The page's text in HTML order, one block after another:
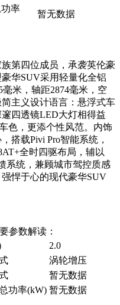
率
暂无数据
第四位成员，承袭英伦豪
华SUV采用轻量化全铝
米，轴距2874毫米，空
主义设计语言：悬浮式车
四透镜LED大灯相得益
色，更添个性风范。内饰
搭载Pivi Pro智能系统，
全时四驱布局，辅以
系统，兼顾城市驾控质感
悍于心的现代豪华SUV
参数解读：
2.0
涡轮增压
暂无数据
功率(kW) 暂无数据